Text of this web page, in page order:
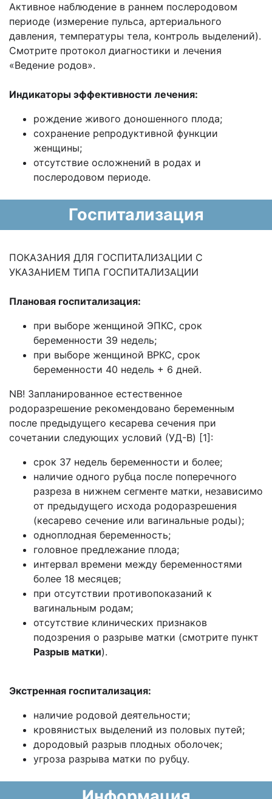
Активное наблюдение в раннем послеродовом
периоде (измерение пульса, артериального
давления, температуры тела, контроль выделений).
Смотрите протокол диагностики и лечения
«Ведение родов».
Индикаторы эффективности лечения:
рождение живого доношенного плода;
сохранение репродуктивной функции
женщины;
отсутствие осложнений в родах и
послеродовом периоде.
Госпитализация
ПОКАЗАНИЯ ДЛЯ ГОСПИТАЛИЗАЦИИ С
УКАЗАНИЕМ ТИПА ГОСПИТАЛИЗАЦИИ
Плановая госпитализация:
при выборе женщиной ЭПКС, срок
беременности 39 недель;
при выборе женщиной ВРКС, срок
беременности 40 недель + 6 дней.
NB! Запланированное естественное
родоразрешение рекомендовано беременным
после предыдущего кесарева сечения при
сочетании следующих условий (УД-B) [1]:
срок 37 недель беременности и более;
наличие одного рубца после поперечного
разреза в нижнем сегменте матки, независимо
от предыдущего исхода родоразрешения
(кесарево сечение или вагинальные роды);
одноплодная беременность;
головное предлежание плода;
интервал времени между беременностями
более 18 месяцев;
при отсутствии противопоказаний к
вагинальным родам;
отсутствие клинических признаков
подозрения о разрыве матки (смотрите пункт
Разрыв матки).
Экстренная госпитализация:
наличие родовой деятельности;
кровянистых выделений из половых путей;
дородовый разрыв плодных оболочек;
угроза разрыва матки по рубцу.